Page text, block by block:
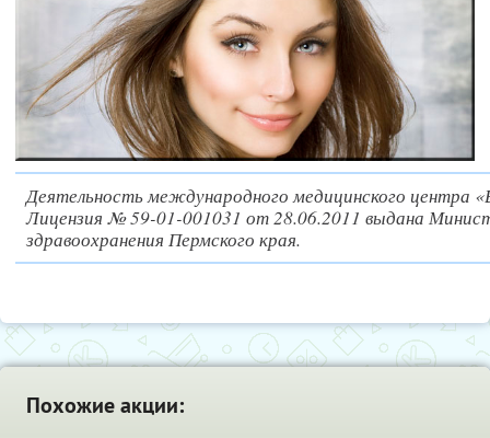
Деятельность международного медицинского центра
Лицензия № 59-01-001031 от 28.06.2011 выдана
здравоохранения Пермского края.
Похожие акции: